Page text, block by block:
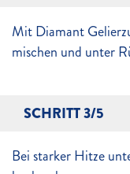
Mit Diamant
mischen und unter
SCHRITT 3/5
Bei starker Hitze